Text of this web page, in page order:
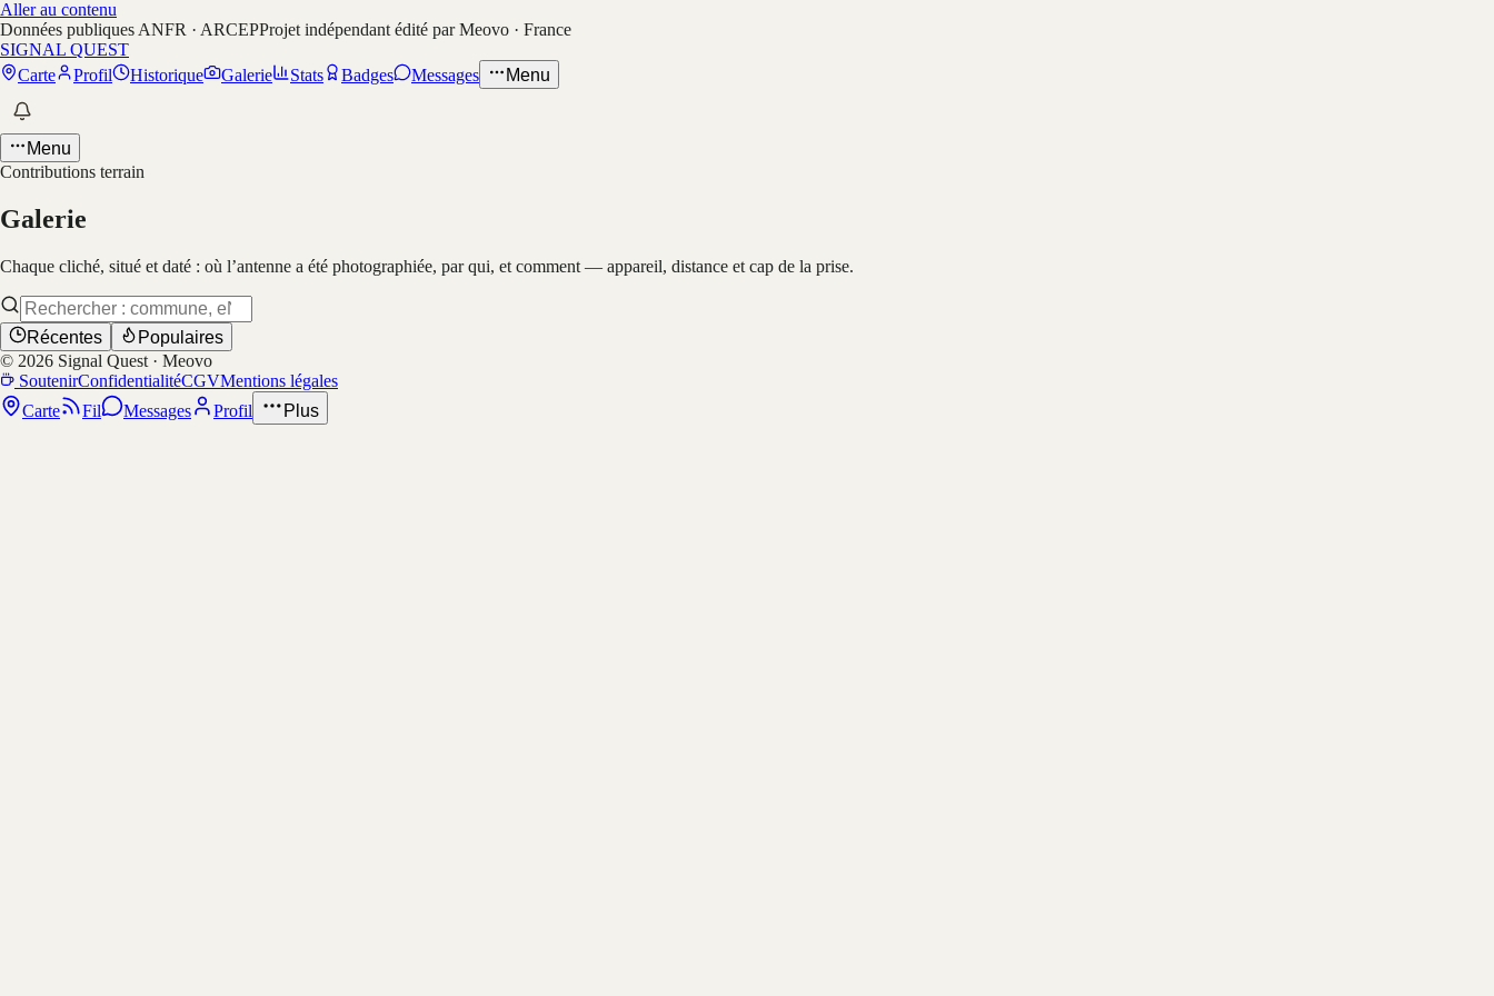
Aller au contenu
Données publiques ANFR · ARCEPProjet indépendant édité par Meovo · France
SIGNAL QUEST
Carte
Profil Historique Galerie Stats Badges Messages Menu
Menu
Contributions terrain
Galerie
Chaque cliché, situé et daté : où l’antenne a été photographiée, par qui, et comment — appareil, distance et cap de la prise.
Récentes
Populaires
© 2026 Signal Quest · Meovo
SoutenirConfidentialitéCGVMentions légales
Carte
Fil Messages Profil Plus